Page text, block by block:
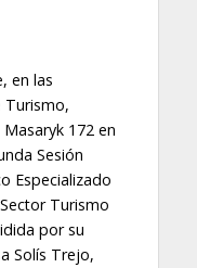
en las
Turismo,
172 en
Sesión
Especializado
Turismo
por su
Solís Trejo,